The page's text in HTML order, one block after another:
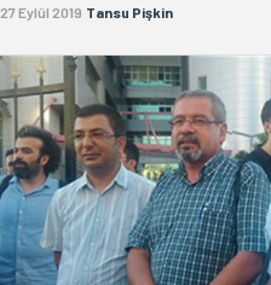
27 Eylül 2019 Tansu Pişkin